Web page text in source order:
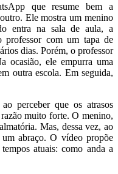
que resume bem a
Ele mostra um menino
entra na sala de aula, a
professor com um tapa de
dias. Porém, o professor
ocasião, ele empurra uma
outra escola. Em seguida,
perceber que os atrasos
muito forte. O menino,
Mas, dessa vez, ao
abraço. O vídeo propõe
atuais: como anda a